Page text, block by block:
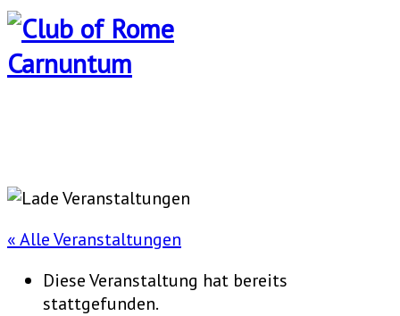
« Alle Veranstaltungen
Diese Veranstaltung hat bereits
stattgefunden.